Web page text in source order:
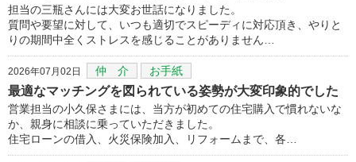
担当の三瓶さんには大変お世話になりました。
質問や要望に対して、いつも適切でスピーディに対応頂き、やりと
りの期間中全くストレスを感じることがありません…
2026年07月02日 仲 介 お手紙
最適なマッチングを図られている姿勢が大変印象的でした
営業担当の小久保さまには、当方が初めての住宅購入で慣れないな
か、親身に相談に乗っていただきました。
住宅ローンの借入、火災保険加入、リフォームまで、各…